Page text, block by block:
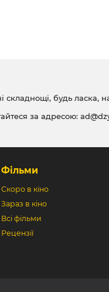
складнощі, будь ласка,
за адресою:
Фільми
Скоро в кіно
Зараз в кіно
Всі фільми
Рецензії